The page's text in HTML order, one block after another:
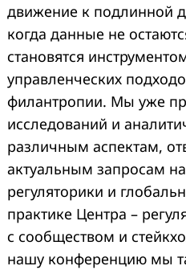
движение к подлинной
когда данные не
становятся
управленческих
филантропии. Мы уже
исследований и
различным аспектам,
актуальным запросам
регуляторики и
практике Центра –
с сообществом и
нашу конференцию мы